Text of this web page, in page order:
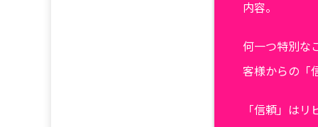
内容。
何一つ特別な
客様からの「
「信頼」は